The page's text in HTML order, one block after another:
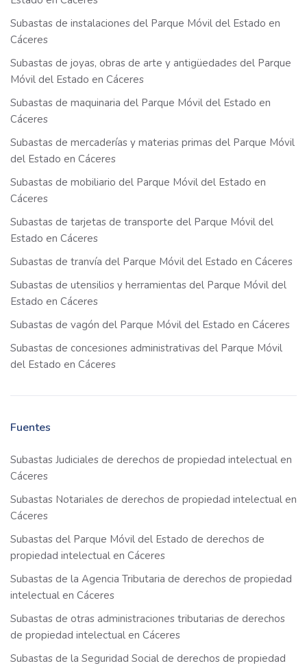
Subastas de instalaciones del Parque Móvil del Estado en
Cáceres
Subastas de joyas, obras de arte y antigüedades del Parque
Móvil del Estado en Cáceres
Subastas de maquinaria del Parque Móvil del Estado en
Cáceres
Subastas de mercaderías y materias primas del Parque Móvil
del Estado en Cáceres
Subastas de mobiliario del Parque Móvil del Estado en
Cáceres
Subastas de tarjetas de transporte del Parque Móvil del
Estado en Cáceres
Subastas de tranvía del Parque Móvil del Estado en Cáceres
Subastas de utensilios y herramientas del Parque Móvil del
Estado en Cáceres
Subastas de vagón del Parque Móvil del Estado en Cáceres
Subastas de concesiones administrativas del Parque Móvil
del Estado en Cáceres
Fuentes
Subastas Judiciales de derechos de propiedad intelectual en
Cáceres
Subastas Notariales de derechos de propiedad intelectual en
Cáceres
Subastas del Parque Móvil del Estado de derechos de
propiedad intelectual en Cáceres
Subastas de la Agencia Tributaria de derechos de propiedad
intelectual en Cáceres
Subastas de otras administraciones tributarias de derechos
de propiedad intelectual en Cáceres
Subastas de la Seguridad Social de derechos de propiedad